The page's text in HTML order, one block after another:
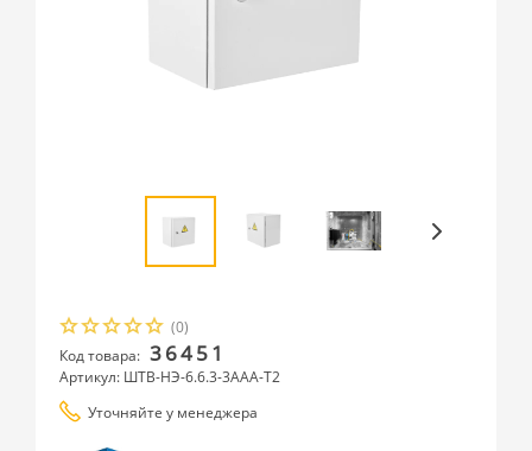
(0)
Код товара: 36451
Артикул: ШТВ-НЭ-6.6.3-3ААА-Т2
Уточняйте у менеджера